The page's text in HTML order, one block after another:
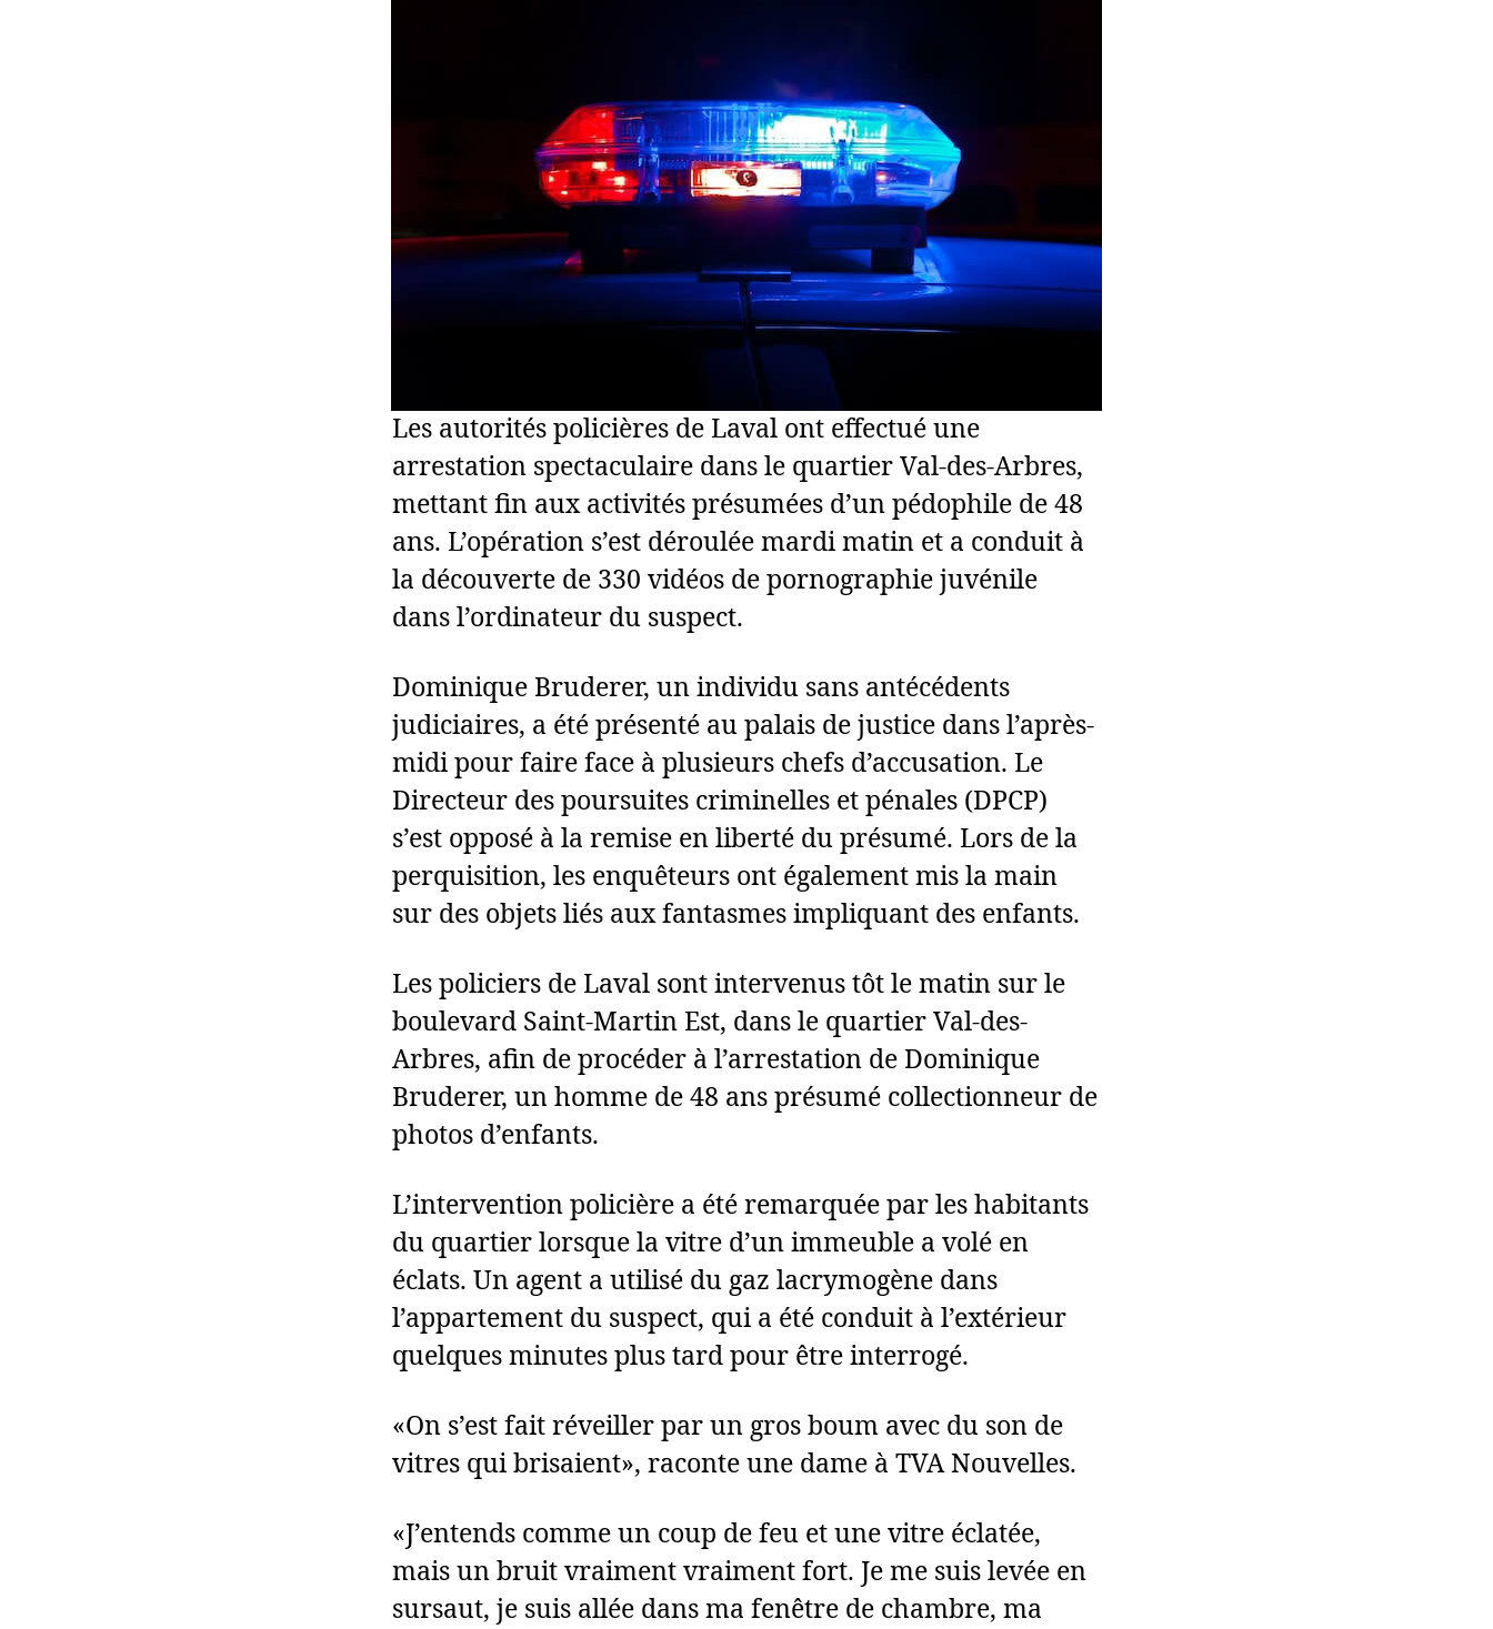
Les autorités policières de Laval ont effectué une
arrestation spectaculaire dans le quartier Val-des-Arbres,
mettant fin aux activités présumées d’un pédophile de 48
ans. L’opération s’est déroulée mardi matin et a conduit à
la découverte de 330 vidéos de pornographie juvénile
dans l’ordinateur du suspect.
Dominique Bruderer, un individu sans antécédents
judiciaires, a été présenté au palais de justice dans l’après-
midi pour faire face à plusieurs chefs d’accusation. Le
Directeur des poursuites criminelles et pénales (DPCP)
s’est opposé à la remise en liberté du présumé. Lors de la
perquisition, les enquêteurs ont également mis la main
sur des objets liés aux fantasmes impliquant des enfants.
Les policiers de Laval sont intervenus tôt le matin sur le
boulevard Saint-Martin Est, dans le quartier Val-des-
Arbres, afin de procéder à l’arrestation de Dominique
Bruderer, un homme de 48 ans présumé collectionneur de
photos d’enfants.
L’intervention policière a été remarquée par les habitants
du quartier lorsque la vitre d’un immeuble a volé en
éclats. Un agent a utilisé du gaz lacrymogène dans
l’appartement du suspect, qui a été conduit à l’extérieur
quelques minutes plus tard pour être interrogé.
«On s’est fait réveiller par un gros boum avec du son de
vitres qui brisaient», raconte une dame à TVA Nouvelles.
«J’entends comme un coup de feu et une vitre éclatée,
mais un bruit vraiment vraiment fort. Je me suis levée en
sursaut, je suis allée dans ma fenêtre de chambre, ma